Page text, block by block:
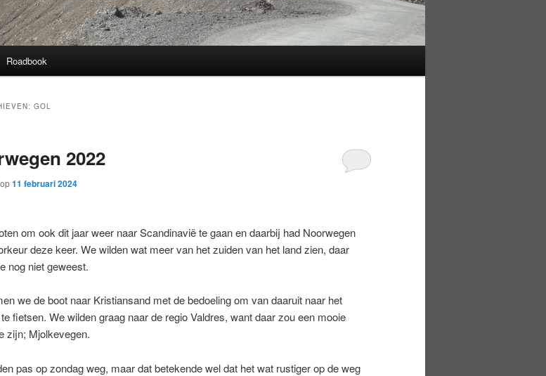
Roadbook
GOL
2022
11 februari 2024
om ook dit jaar weer naar Scandinavië te gaan en daarbij had Noorwegen
deze keer. We wilden wat meer van het zuiden van het land zien, daar
nog niet geweest.
we de boot naar Kristiansand met de bedoeling om van daaruit naar het
fietsen. We wilden graag naar de regio Valdres, want daar zou een mooie
zijn; Mjolkevegen.
pas op zondag weg, maar dat betekende wel dat het wat rustiger op de weg